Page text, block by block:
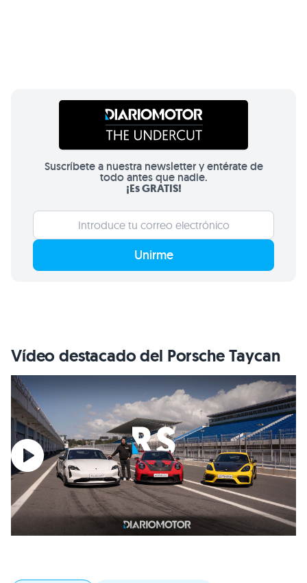
Suscríbete a nuestra newsletter y entérate de
todo antes que nadie.
¡Es GRATIS!
Unirme
Vídeo destacado del Porsche Taycan